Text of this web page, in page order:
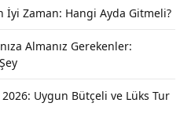
İyi Zaman: Hangi Ayda Gitmeli?
Almanız Gerekenler:
Uygun Bütçeli ve Lüks Tur